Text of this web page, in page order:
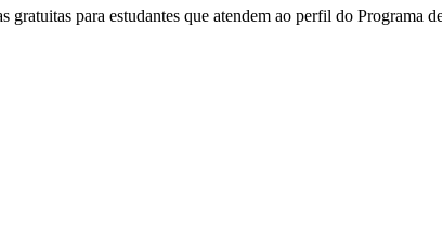
gratuitas para estudantes que atendem ao perfil do Programa